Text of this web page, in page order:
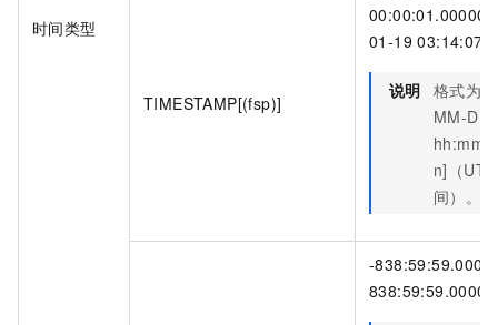
时间类型
TIMESTAMP[(fsp)]
01-19
说明 格式为
MM-DD
n]（UTC
间）。
-